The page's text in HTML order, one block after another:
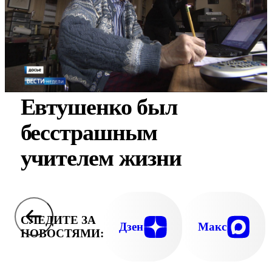
Евтушенко был
бесстрашным
учителем жизни
СЛЕДИТЕ ЗА
НОВОСТЯМИ:
Дзен Макс